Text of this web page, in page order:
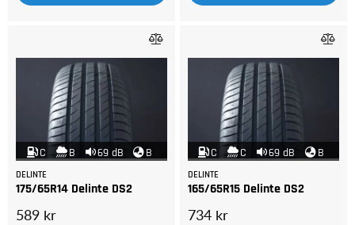
C B 69 dB B
DELINTE
175/65R14 Delinte DS2
589 kr
C C 69 dB B
DELINTE
165/65R15 Delinte DS2
734 kr